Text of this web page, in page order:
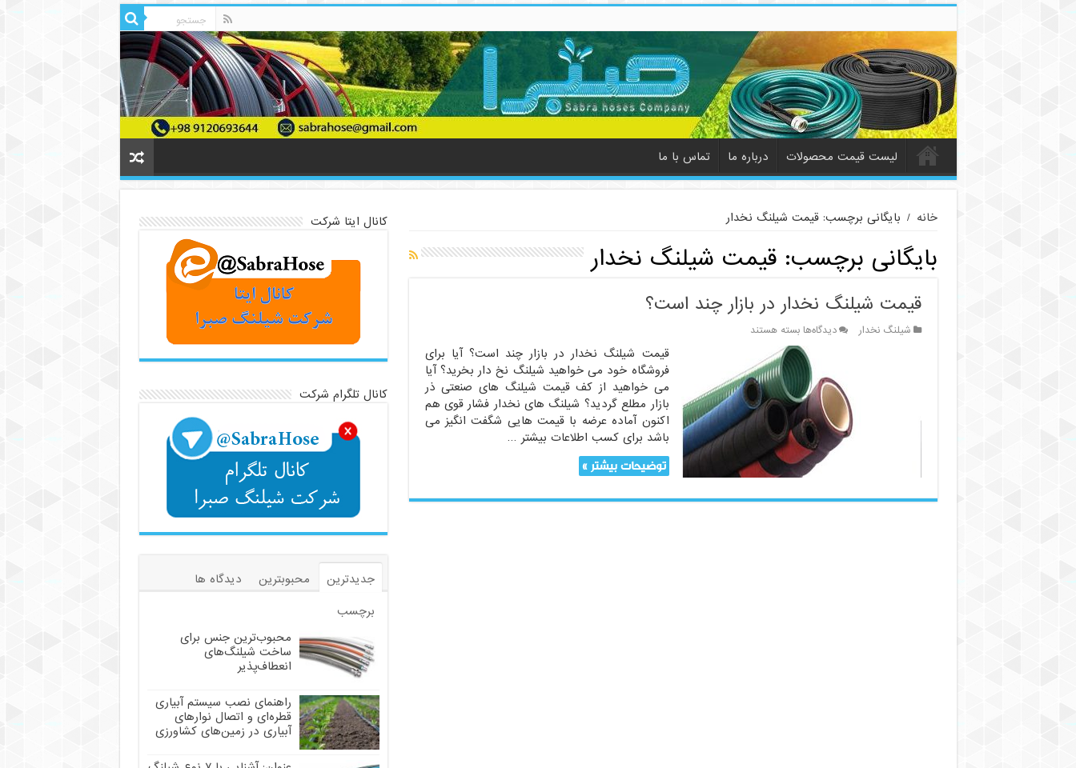
لیست قیمت محصولات درباره ما تماس با ما
خانه / بایگانی برچسب: قیمت شیلنگ نخدار
بایگانی برچسب:قیمت شیلنگ نخدار
قیمت شیلنگ نخدار در بازار چند است؟
شیلنگ نخدار دیدگاه‌هابرای
قیمت
شیلنگ
نخدار
در
بازار
چند
است؟
بسته هستند
قیمت شیلنگ نخدار در بازار چند است؟ آیا برای
فروشگاه خود می خواهید شیلنگ نخ دار بخرید؟ آیا
می خواهید از کف قیمت شیلنگ های صنعتی ذر
بازار مطلع گردید؟ شیلنگ های نخدار فشار قوی هم
اکنون آماده عرضه با قیمت هایی شگفت انگیز می
باشد برای کسب اطلاعات بیشتر …
توضیحات بیشتر »
کانال ایتا شرکت
کانال تلگرام شرکت
جدیدترین محبوبترین
دیدگاه ها
برچسب
محبوب‌ترین جنس برای
ساخت شیلنگ‌های
انعطاف‌پذیر
راهنمای نصب سیستم آبیاری
قطره‌ای و اتصال نوارهای
آبیاری در زمین‌های کشاورزی